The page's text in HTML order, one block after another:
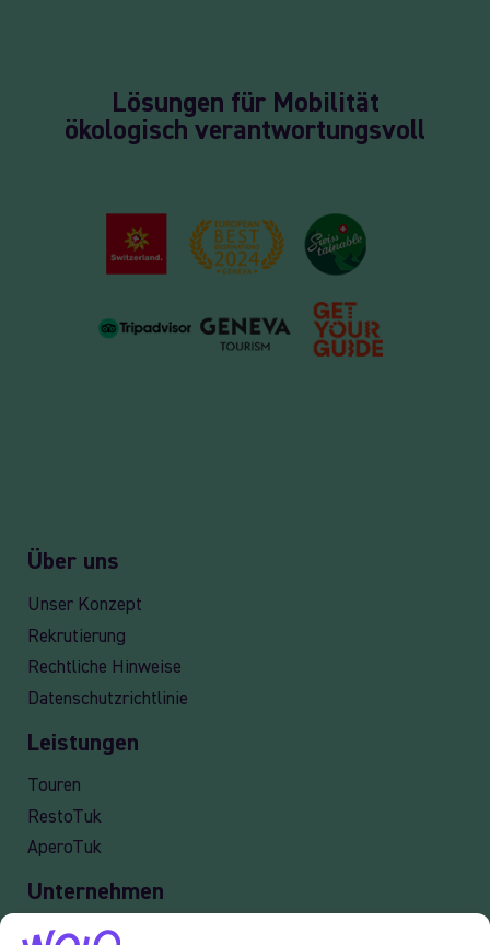
Lösungen für Mobilität
ökologisch verantwortungsvoll
Über uns
Unser Konzept
Rekrutierung
Rechtliche Hinweise
Datenschutzrichtlinie
Leistungen
Touren
RestoTuk
AperoTuk
Unternehmen
Lieferung